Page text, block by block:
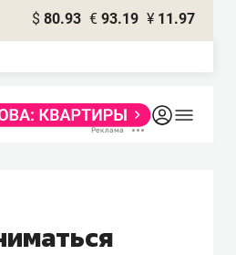
$ 80.93 € 93.19 ¥ 11.97